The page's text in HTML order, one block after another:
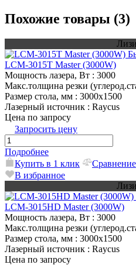
Похожие товары (3)
LCM-3015T Master (3000W)
Мощность лазера, Вт : 3000
Макс.толщина резки
Размер стола, мм : 3000х1500
Лазерный источник : Raycus
Цена по запросу
Запросить цену
Подробнее
Купить в 1 клик
Сравнение
В избранное
LCM-3015HD Master (3000W)
Мощность лазера, Вт : 3000
Макс.толщина резки
Размер стола, мм : 3000х1500
Лазерный источник : Raycus
Цена по запросу